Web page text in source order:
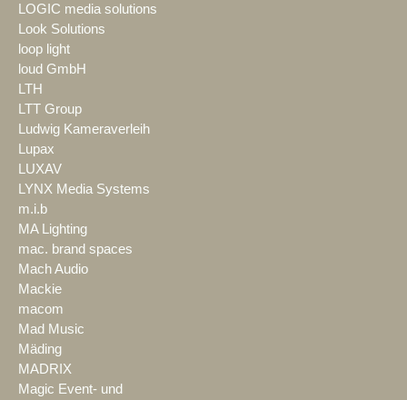
LOGIC media solutions
Look Solutions
loop light
loud GmbH
LTH
LTT Group
Ludwig Kameraverleih
Lupax
LUXAV
LYNX Media Systems
m.i.b
MA Lighting
mac. brand spaces
Mach Audio
Mackie
macom
Mad Music
Mäding
MADRIX
Magic Event- und